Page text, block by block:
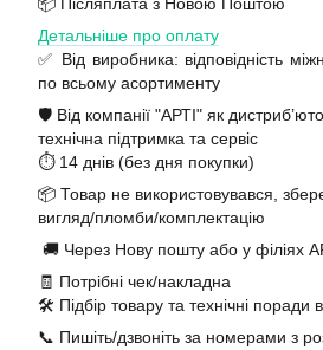
Детальніше про оплату
✅ Від виробника: відповідність
по всьому асортименту
🛡️ Від компанії "АРТІ" як
технічна підтримка та сервіс
⏱️ 14 днів (без дня покупки)
📦 Товар не використовувався,
вигляд/пломби/комплектацію
🚚 Через Нову пошту або у філіях
🧾 Потрібні чек/накладна
🛠️ Підбір товару та технічні поради
📞 Пишіть/дзвоніть за номерами з